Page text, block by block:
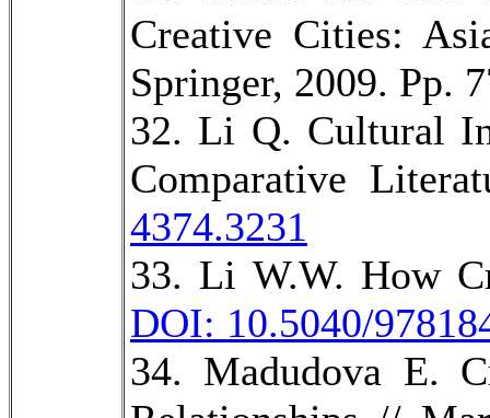
Creative Cities:
Springer, 2009. Pp.
32. Li Q. Cultural
Comparative
4374.3231
33. Li W.W. How
DOI: 10.5040/
34. Madudova E.